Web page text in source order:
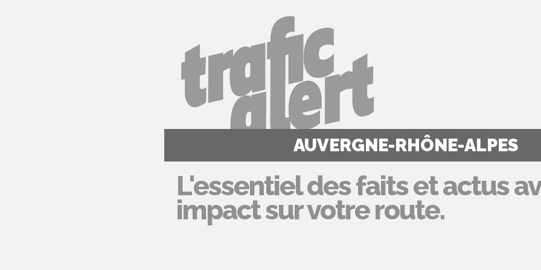
AUVERGNE-RHÔNE-ALPES
L'essentiel des faits et actus
impact sur votre route.